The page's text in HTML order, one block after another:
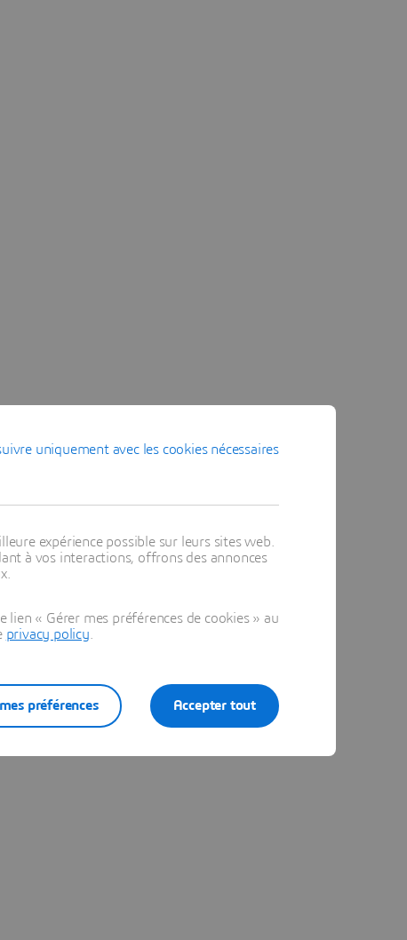
uniquement avec les cookies nécessaires
expérience possible sur leurs sites web.
à vos interactions, offrons des annonces
« Gérer mes préférences de cookies » au
privacy policy
Accepter tout
préférences